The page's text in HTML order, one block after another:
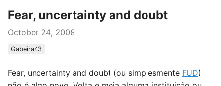
Fear, uncertainty and doubt
October 24, 2008
Gabeira43
Fear, uncertainty and doubt (ou simplesmente FUD)